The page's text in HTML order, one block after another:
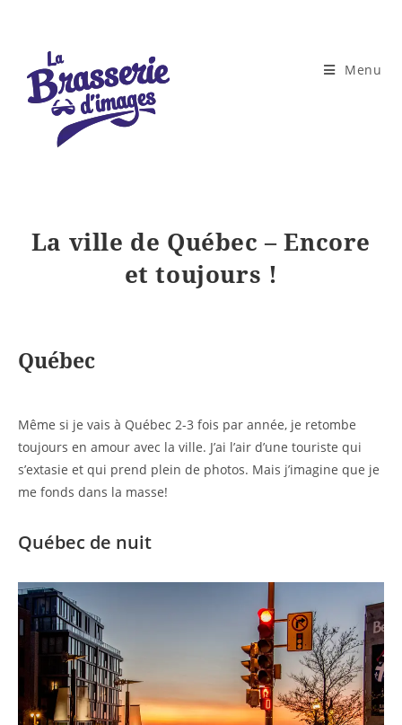
Menu
La ville de Québec – Encore
et toujours !
Québec
Même si je vais à Québec 2-3 fois par année, je retombe
toujours en amour avec la ville. J’ai l’air d’une touriste qui
s’extasie et qui prend plein de photos. Mais j’imagine que je
me fonds dans la masse!
Québec de nuit